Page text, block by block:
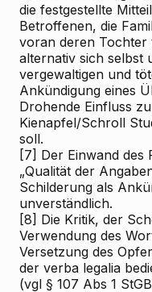
die festgestellte
Betroffenen, die
voran deren Tochter
alternativ sich selbst
vergewaltigen und
Ankündigung eines
Drohende Einfluss
Kienapfel/Schroll
soll.
[7] Der Einwand des
„Qualität der
Schilderung als
unverständlich.
[8] Die Kritik, der
Verwendung des
Versetzung des
der verba legalia
(vgl § 107 Abs 1